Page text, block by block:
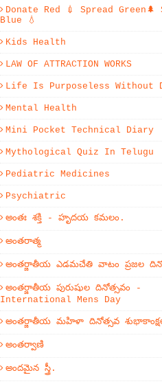
Donate Red 💉 Spread Green🌲
Blue 💧
Kids Health
LAW OF ATTRACTION WORKS
Life Is Purposeless Without
Mental Health
Mini Pocket Technical Diary
Mythological Quiz In Telugu
Pediatric Medicines
Psychiatric
అంతః శక్తి - హృదయ కమలం.
అంతరాత్మ
అంతర్జాతీయ ఎడమచేతి వాటం ప్రజల
అంతర్జాతీయ పురుషుల దినోత్సవం -
International Mens Day
అంతర్జాతీయ మహిళా దినోత్సవ
అంతర్వాణి
అందమైన స్త్రీ.